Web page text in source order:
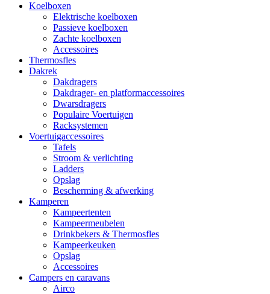
Koelboxen
Elektrische koelboxen
Passieve koelboxen
Zachte koelboxen
Accessoires
Thermosfles
Dakrek
Dakdragers
Dakdrager- en platformaccessoires
Dwarsdragers
Populaire Voertuigen
Racksystemen
Voertuigaccessoires
Tafels
Stroom & verlichting
Ladders
Opslag
Bescherming & afwerking
Kamperen
Kampeertenten
Kampeermeubelen
Drinkbekers & Thermosfles
Kampeerkeuken
Opslag
Accessoires
Campers en caravans
Airco